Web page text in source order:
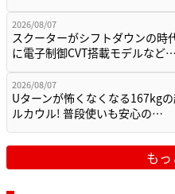
2026/08/07
スクーターがシフトダウンの時
に電子制御CVT搭載モデルなど…
2026/08/07
Uターンが怖くなくなる167kg
ルカウル! 普段使いも安心の…
も